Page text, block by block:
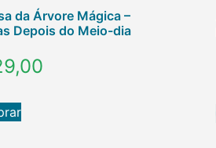
da Árvore Mágica –
Depois do Meio-dia